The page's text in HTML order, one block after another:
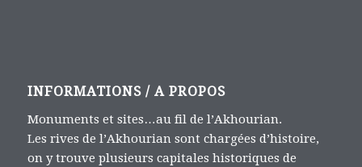
INFORMATIONS / A PROPOS
Monuments et sites…au fil de l’Akhourian.
Les rives de l’Akhourian sont chargées d’histoire,
on y trouve plusieurs capitales historiques de